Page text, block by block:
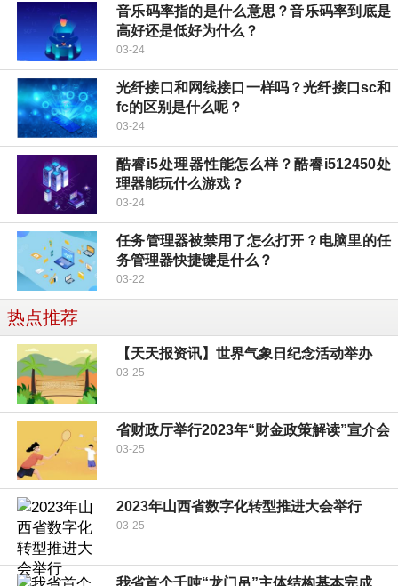
音乐码率指的是什么意思？音乐码率到底是
高好还是低好为什么？
03-24
光纤接口和网线接口一样吗？光纤接口sc和
fc的区别是什么呢？
03-24
酷睿i5处理器性能怎么样？酷睿i512450处
理器能玩什么游戏？
03-24
任务管理器被禁用了怎么打开？电脑里的任
务管理器快捷键是什么？
03-22
热点推荐
【天天报资讯】世界气象日纪念活动举办
03-25
省财政厅举行2023年“财金政策解读”宣介会
03-25
2023年山西省数字化转型推进大会举行
03-25